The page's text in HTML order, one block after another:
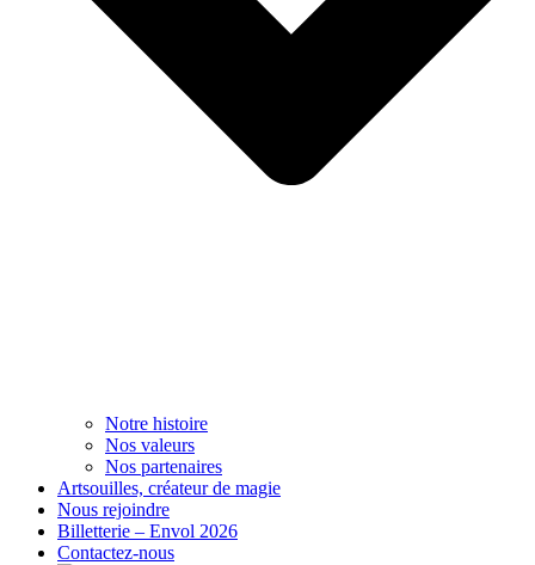
Notre histoire
Nos valeurs
Nos partenaires
Artsouilles, créateur de magie
Nous rejoindre
Billetterie – Envol 2026
Contactez-nous